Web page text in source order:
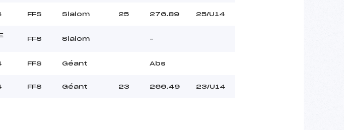
FFS Slalom 25 276.89 25/U14
FFS Slalom –
FFS Géant Abs
FFS Géant 23 266.49 23/U14